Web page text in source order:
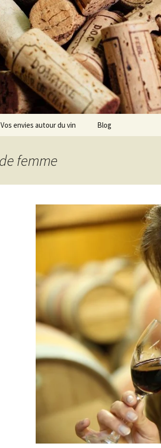
Vos envies autour du vin
Cours d’oenologie en Réservez LE cours
d’oenologie à
que vous allez adorer
Réservez LE cours
d’oenologie à Brest
Réservez LE cours
d’oenologie à
que vous allez adorer
Réservez LE cours
d’oenologie à
que vous allez
Blog
femme